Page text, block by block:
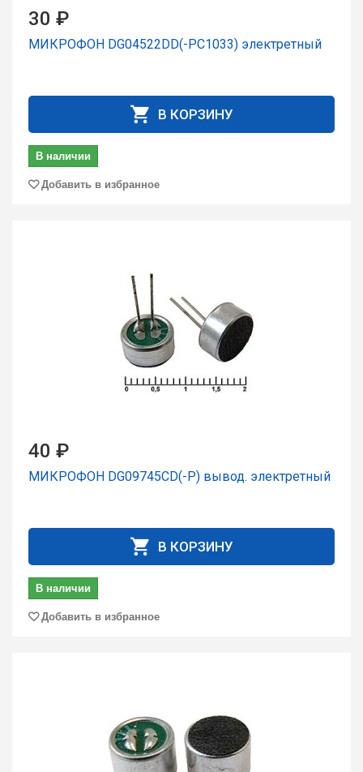
30 ₽
МИКРОФОН DG04522DD(-PC1033) электретный
В КОРЗИНУ
В наличии
Добавить в избранное
40 ₽
МИКРОФОН DG09745CD(-P) вывод. электретный
В КОРЗИНУ
В наличии
Добавить в избранное